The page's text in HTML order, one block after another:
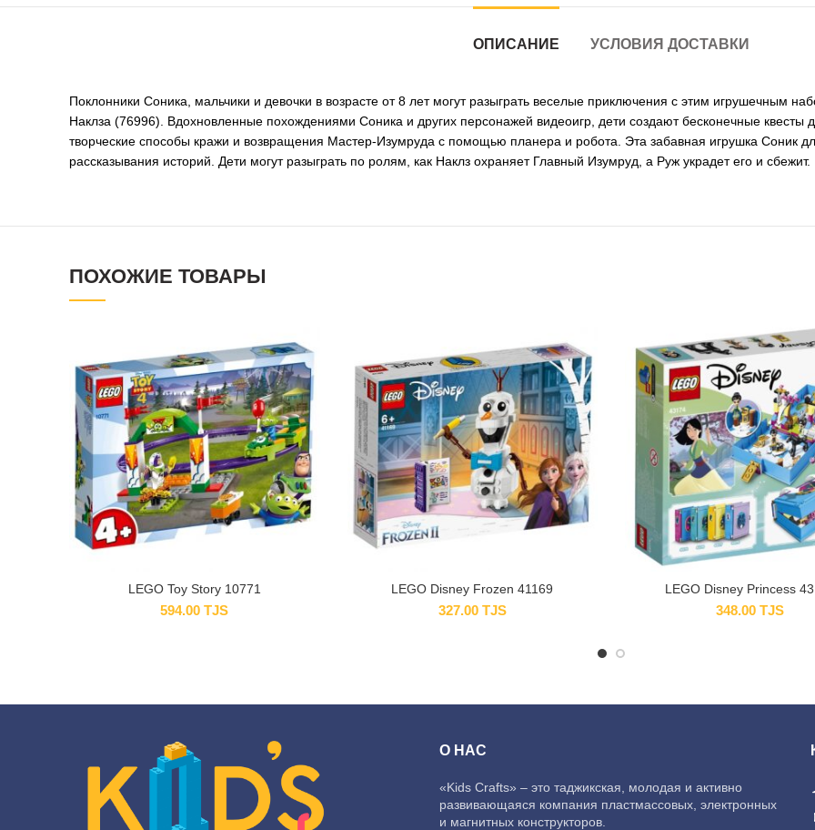
ОПИСАНИЕ УСЛОВИЯ ДОСТАВКИ
Поклонники Соника, мальчики и девочки в возрасте от 8 лет могут разыграть веселые приключения с этим игрушечным
Наклза (76996). Вдохновленные похождениями Соника и других персонажей видеоигр, дети создают бесконечные
творческие способы кражи и возвращения Мастер-Изумруда с помощью планера и робота. Эта забавная игрушка Соник
рассказывания историй. Дети могут разыграть по ролям, как Наклз охраняет Главный Изумруд, а Руж украдет его и сбежит.
ПОХОЖИЕ ТОВАРЫ
LEGO Toy Story 10771
594.00TJS
LEGO Disney Frozen 41169
327.00 TJS
LEGO Disney Princess
348.00TJS
О НАС
«Kids Crafts» – это таджикская, молодая и активно
развивающаяся компания пластмассовых, электронных
и магнитных конструкторов.